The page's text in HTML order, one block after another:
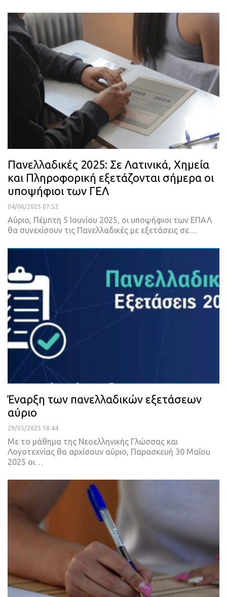
Πανελλαδικές 2025: Σε Λατινικά, Χημεία
και Πληροφορική εξετάζονται σήμερα οι
υποψήφιοι των ΓΕΛ
04/06/2025 07:52
Aύριο, Πέμπτη 5 Ιουνίου 2025, οι υποψήφιοι των ΕΠΑΛ
θα συνεχίσουν τις Πανελλαδικές με εξετάσεις σε…
Έναρξη των πανελλαδικών εξετάσεων
αύριο
29/05/2025 18:44
Με το μάθημα της Νεοελληνικής Γλώσσας και
Λογοτεχνίας θα αρχίσουν αύριο, Παρασκευή 30 Μαΐου
2025 οι…